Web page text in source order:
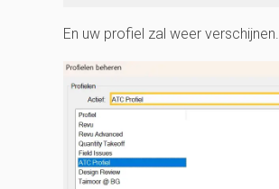
En uw profiel zal weer verschijnen.